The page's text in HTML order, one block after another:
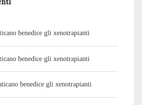
benedice gli xenotrapianti
benedice gli xenotrapianti
benedice gli xenotrapianti